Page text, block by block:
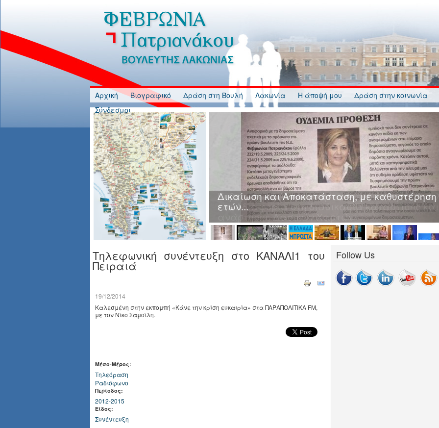
Αρχική Βιογραφικό Δράση στη Βουλή Λακωνία Η άποψή μου Δράση στην κοινωνία
Σύνδεσμοι
Κυβερνητική Ανικανότητα, Ανευθυνότητα,
και Αδιαφορία στη διαδικασία κατάρτισης και
ανάρτησης Δασικών Χαρτών
Τηλεφωνική συνέντευξη στο ΚΑΝΑΛΙ1 του
Πειραιά
19/12/2014
Καλεσμένη στην εκπομπή «Κάνε την κρίση ευκαιρία» στα ΠΑΡΑΠΟΛΙΤΙΚΑ FM,
με τον Νίκο Σαμοϊλη.
Μέσο-Μέρος:
Τηλεόραση
Ραδιόφωνο
Περίοδος:
2012-2015
Είδος:
Συνέντευξη
Follow Us